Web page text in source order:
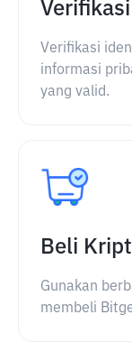
Verifikasi
informasi
yang valid.
Beli
Gunakan
membeli